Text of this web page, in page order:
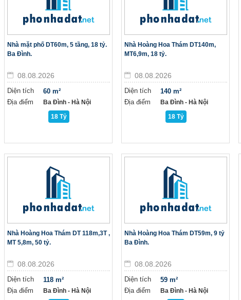
Nhà mặt phố DT60m, 5 tầng, 18 tỷ.
Ba Đình.
08.08.2026
Diện tích
Địa điểm
60 m²
Ba Đình - Hà Nội
18 Tỷ
Nhà Hoàng Hoa Thám DT140m,
MT6,9m, 18 tỷ.
08.08.2026
Diện tích
Địa điểm
140 m²
Ba Đình - Hà Nội
18 Tỷ
Nhà Hoàng Hoa Thám DT 118m,3T ,
MT 5,8m, 50 tỷ.
08.08.2026
Diện tích
Địa điểm
118 m²
Ba Đình - Hà Nội
Nhà Hoàng Hoa Thám DT59m, 9 tỷ
Ba Đình.
08.08.2026
Diện tích
Địa điểm
59 m²
Ba Đình - Hà Nội